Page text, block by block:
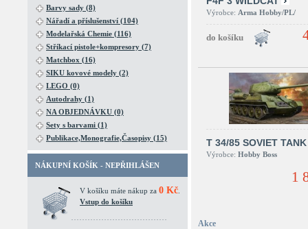
Barvy sady (8)
Nářadí a příslušenství (104)
Modelařská Chemie (116)
Stříkací pistole+kompresory (7)
Matchbox (16)
SIKU kovové modely (2)
LEGO (0)
Autodrahy (1)
NA OBJEDNÁVKU (0)
Sety s barvami (1)
Publikace,Monografie,Časopisy (15)
NÁKUPNÍ KOŠÍK - NEPŘIHLÁŠEN
V košíku máte nákup za 0 Kč
Vstup do košíku
Výrobce: Arma Hobby/PL/
T 34/85 SOVIET TANK
Výrobce: Hobby Boss
1
Akce